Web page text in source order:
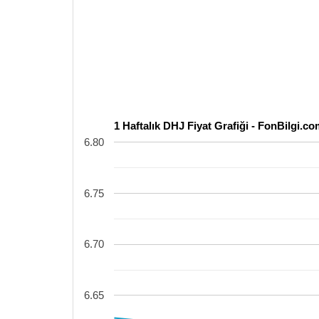
1 Haftalık DHJ Fiyat Grafiği -
6.65
6.70
6.75
6.80